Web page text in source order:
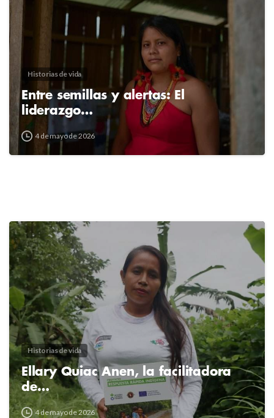
Historias de vida
Entre semillas y alertas: El
liderazgo…
4 de mayo de 2026
24
Historias de vida
Ellary Quiac Anen, la facilitadora
de…
4 de mayo de 2026